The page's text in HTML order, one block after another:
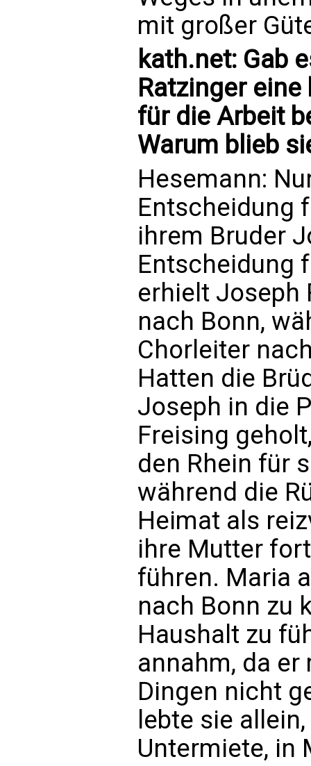
mit großer
kath.net: Gab
Ratzinger
für die Arbeit
Warum blieb
Hesemann:
Entscheidung
ihrem Bruder
Entscheidung
erhielt Joseph
nach Bonn,
Chorleiter
Hatten die
Joseph in die
Freising
den Rhein für
während die
Heimat als
ihre Mutter
führen. Maria
nach Bonn zu
Haushalt zu
annahm, da
Dingen nicht
lebte sie
Untermiete, in